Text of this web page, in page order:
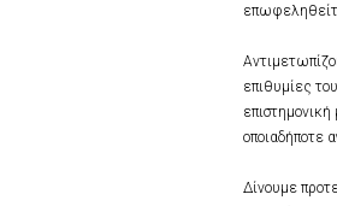
επιθυμίες
οποιαδήποτε
Δίνουμε